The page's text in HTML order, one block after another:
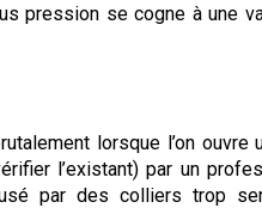
pression se cogne à une
lorsque l’on ouvre
l’existant) par un
par des colliers trop